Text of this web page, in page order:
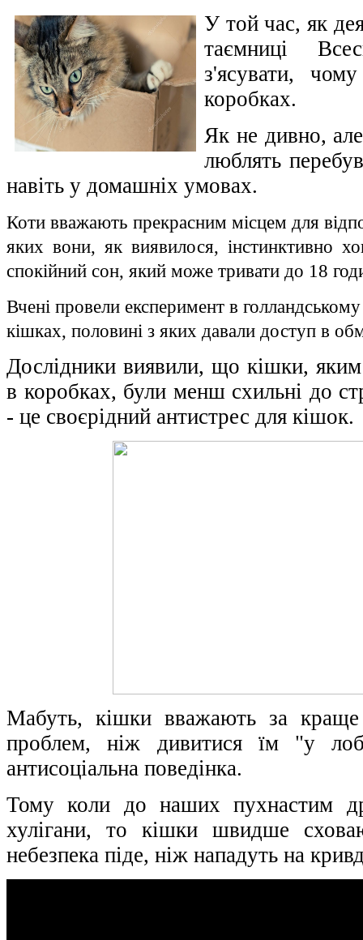
У той час, як
таємниці
з'ясувати,
коробках.
Як не дивно,
люблять
навіть у домашніх умовах.
Коти вважають прекрасним місцем для
яких вони, як виявилося, інстинктивно
спокійний сон, який може тривати до 18
Вчені провели експеримент в
кішках, половині з яких давали доступ в
Дослідники виявили, що кішки, яким
в коробках, були менш схильні до
- це своєрідний антистрес для кішок.
Мабуть, кішки вважають за краще
проблем, ніж дивитися їм "у
антисоціальна поведінка.
Тому коли до наших пухнастим
хулігани, то кішки швидше
небезпека піде, ніж нападуть на